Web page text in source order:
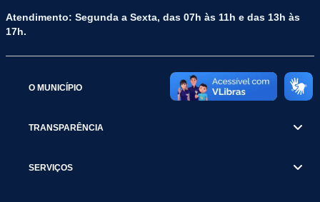
Atendimento: Segunda a Sexta, das 07h às 11h e das 13h às
17h.
O MUNICÍPIO
TRANSPARÊNCIA
SERVIÇOS